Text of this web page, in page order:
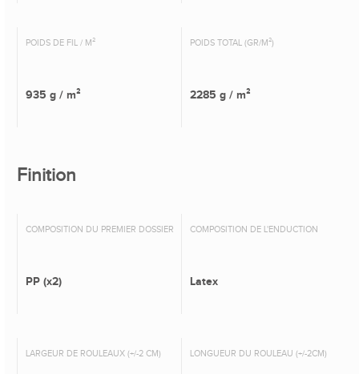
POIDS DE FIL / M²
935 g / m²
POIDS TOTAL (GR/M²)
2285 g / m²
Finition
COMPOSITION DU PREMIER DOSSIER
PP (x2)
COMPOSITION DE L'ENDUCTION
Latex
LARGEUR DE ROULEAUX (+/-2 CM) LONGUEUR DU ROULEAU (+/-2CM)